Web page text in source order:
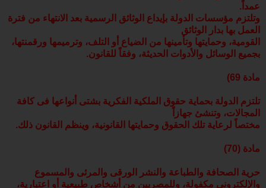
عمداً.
وتلتزم مؤسسات الدولة بإيداع الوثائق الرسمية بعد الانتهاء من فترة
العمل بها بدار الوثائق
القومية، وحمايتها وتأمينها من الضياع أو التلف، وترميمها ورقمنتها،
بجميع الوسائل والأدوات الحديثة، وفقاً للقانون.
مادة 69)
تلتزم الدولة بحماية حقوق الملكية الفكرية بشتى أنواعها فى كافة
المجالات، وتنشئ جهازاً
مختصاً لرعاية تلك الحقوق وحمايتها القانونية، وينظم القانون ذلك.
مادة (70)
حرية الصحافة والطباعة والنشر الورقى والمرئى والمسموع
والإلكترونى مكفولة، وللمصريين من أشخاص طبيعية أو اعتبارية،